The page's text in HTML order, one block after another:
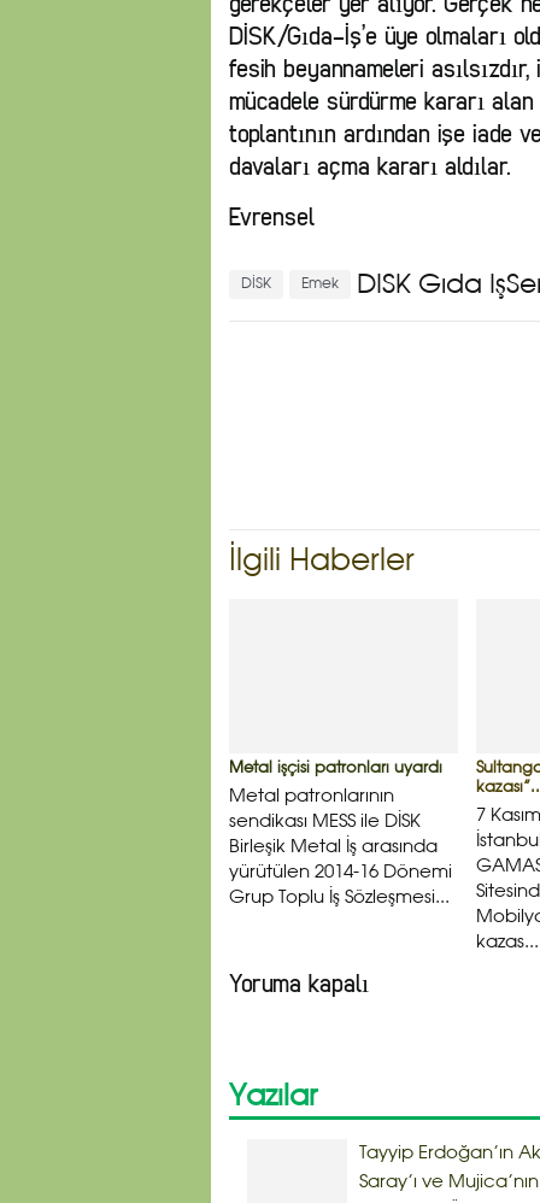
DİSK/Gıda-İş’e üye olmaları
fesih beyannameleri
mücadele sürdürme kararı
toplantının ardından işe iade
davaları açma kararı aldılar.
Evrensel
DİSK DİSK Gıda İş
Emek
İlgili Haberler
Metal işçisi patronları uyardı
Metal patronlarının
sendikası MESS ile DİSK
Birleşik Metal İş arasında
yürütülen 2014-16 Dönemi
Grup Toplu İş Sözleşmesi...
7
kazas...
Yoruma kapalı
Yazılar
Tayyip Erdoğan’ın Ak
Saray’ı ve Mujica’nın